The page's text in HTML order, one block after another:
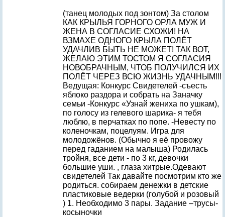
(танец молодых под зонтом) За столом
КАК КРЫЛЬЯ ГОРНОГО ОРЛА МУЖ И
ЖЕНА В СОГЛАСИЕ СХОЖИ! НА
ВЗМАХЕ ОДНОГО КРЫЛА ПОЛЁТ
УДАЧЛИВ БЫТЬ НЕ МОЖЕТ! ТАК ВОТ,
ЖЕЛАЮ ЭТИМ ТОСТОМ Я СОГЛАСИЯ
НОВОБРАЧНЫМ, ЧТОБ ПОЛУЧИЛСЯ ИХ
ПОЛЁТ ЧЕРЕЗ ВСЮ ЖИЗНЬ УДАЧНЫМ!!!
Ведущая: Конкурс Свидетелей -съесть
яблоко раздора и собрать на Заначку
семьи -Конкурс «Узнай жениха по ушкам),
по голосу из гелевого шарика- я тебя
люблю, в перчатках по попе. -Невесту по
коленочкам, поцелуям. Игра для
молодожёнов. (Обычно я её провожу
перед гаданием на малыша) Родилась
тройня, все дети - по 3 кг, девочки
большие уши. , глаза хитрые.Одевают
свидетелей Так давайте посмотрим кто же
родиться. собираем денежки в детские
пластиковые ведерки (голубой и розовый
) 1. Необходимо 3 пары. Задание –трусы-
косыночки